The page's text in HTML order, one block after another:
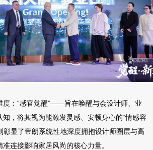
度：“感官觉醒”——旨在唤醒与会设计师、业
，将其视为能激发灵感、安顿身心的“情感容
显了帝朗系统性地深度拥抱设计师圈层与高
连接影响家居风尚的核心力量。